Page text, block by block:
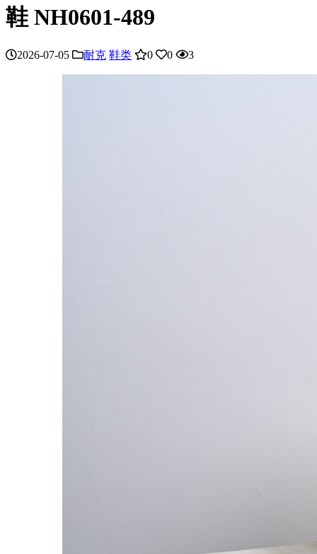
鞋 NH0601-489
2026-07-05 耐克 鞋类 0 0 3